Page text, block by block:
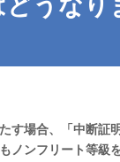
うなり
す場合、「中断証
ノンフリート等級